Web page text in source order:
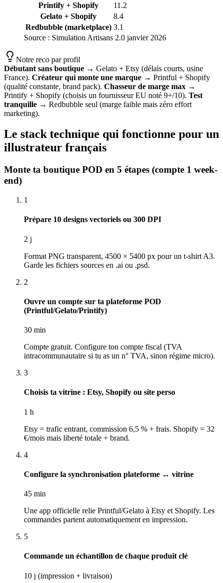
Printify + Shopify
11.2
Gelato + Shopify
8.4
Redbubble (marketplace) 3.1
Source : Simulation Artisans 2.0 janvier 2026
Notre reco par profil
Débutant sans boutique → Gelato + Etsy (délais courts, usine
France). Créateur qui monte une marque → Printful + Shopify
(qualité constante, brand pack). Chasseur de marge max →
Printify + Shopify (choisis un fournisseur EU noté 9+/10). Test
tranquille → Redbubble seul (marge faible mais zéro effort
marketing).
Le stack technique qui fonctionne pour un
illustrateur français
Monte ta boutique POD en 5 étapes (compte 1 week-
end)
1
Prépare 10 designs vectoriels ou 300 DPI
2 j
Format PNG transparent, 4500 × 5400 px pour un t-shirt A3.
Garde les fichiers sources en .ai ou .psd.
2
Ouvre un compte sur ta plateforme POD
(Printful/Gelato/Printify)
30 min
Compte gratuit. Configure ton compte fiscal (TVA
intracommunautaire si tu as un n° TVA, sinon régime micro).
3
Choisis ta vitrine : Etsy, Shopify ou site perso
1 h
Etsy = trafic entrant, commission 6,5 % + frais. Shopify = 32
€/mois mais liberté totale + brand.
4
Configure la synchronisation plateforme ↔ vitrine
45 min
Une app officielle relie Printful/Gelato à Etsy et Shopify. Les
commandes partent automatiquement en impression.
5
Commande un échantillon de chaque produit clé
10 j (impression + livraison)